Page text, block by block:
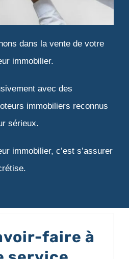
dans la vente de votre
immobilier.
avec des
immobiliers reconnus
sérieux.
immobilier, c’est s’assurer
faire à
années